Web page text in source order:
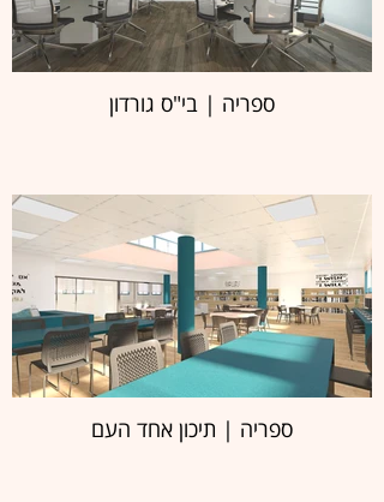
ספריה | בי"ס גורדון
ספריה | תיכון אחד העם